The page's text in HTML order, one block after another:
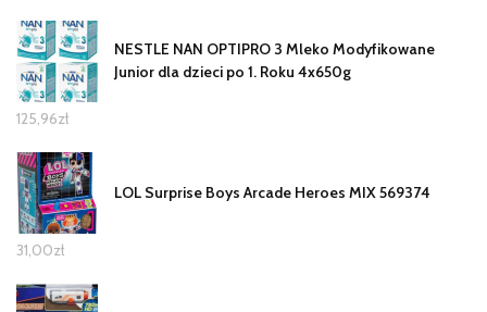
NESTLE NAN OPTIPRO 3 Mleko Modyfikowane
Junior dla dzieci po 1. Roku 4x650g
125,96zł
LOL Surprise Boys Arcade Heroes MIX 569374
31,00zł